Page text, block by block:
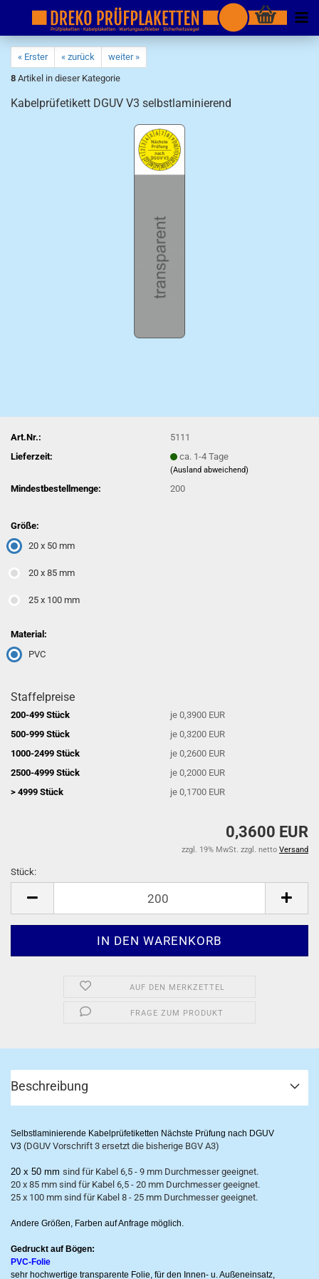
« Erster « zurück
weiter »
8 Artikel in dieser Kategorie
Kabelprüfetikett DGUV V3 selbstlaminierend
Art.Nr.:
5111
Lieferzeit:
ca. 1-4 Tage
(Ausland abweichend)
Mindestbestellmenge: 200
Größe:
20 x 50 mm
20 x 85 mm
25 x 100 mm
Material:
PVC
Staffelpreise
200-499 Stück
je 0,3900 EUR
500-999 Stück
je 0,3200 EUR
1000-2499 Stück
je 0,2600 EUR
2500-4999 Stück
je 0,2000 EUR
> 4999 Stück
je 0,1700 EUR
0,3600 EUR
zzgl. 19% MwSt. zzgl. netto Versand
Stück:
AUF DEN MERKZETTEL
FRAGE ZUM PRODUKT
Beschreibung
Selbstlaminierende Kabelprüfetiketten Nächste Prüfung nach DGUV
V3 (DGUV Vorschrift 3 ersetzt die bisherige BGV A3)
20 x 50 mm sind für Kabel 6,5 - 9 mm Durchmesser geeignet.
20 x 85 mm sind für Kabel 6,5 - 20 mm Durchmesser geeignet.
25 x 100 mm sind für Kabel 8 - 25 mm Durchmesser geeignet.
Andere Größen, Farben auf Anfrage möglich.
Gedruckt auf Bögen:
PVC-Folie
sehr hochwertige transparente Folie, für den Innen- u. Außeneinsatz,